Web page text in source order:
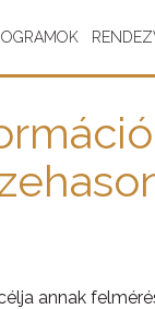
annak